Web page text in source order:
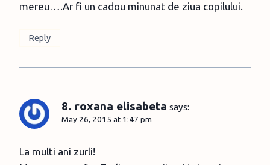
mereu….Ar fi un cadou minunat de ziua copilului.
Reply
8. roxana elisabeta says:
May 26, 2015 at 1:47 pm
La multi ani zurli!